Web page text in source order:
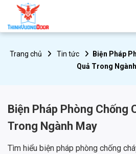
Trang chủ Tin tức
Biện Pháp
Quả Trong
Biện Pháp Phòng Chống
Trong Ngành May
Tìm hiểu biện pháp phòng chống